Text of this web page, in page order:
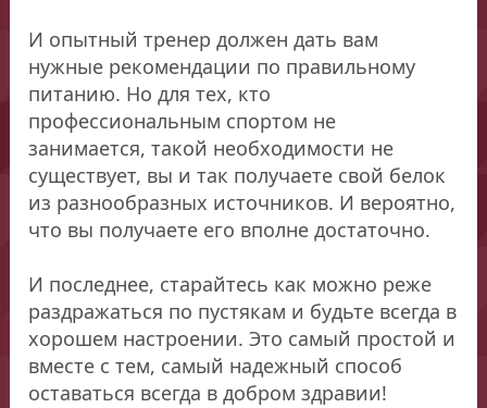
И опытный тренер должен дать вам
нужные рекомендации по правильному
питанию. Но для тех, кто
профессиональным спортом не
занимается, такой необходимости не
существует, вы и так получаете свой белок
из разнообразных источников. И вероятно,
что вы получаете его вполне достаточно.
И последнее, старайтесь как можно реже
раздражаться по пустякам и будьте всегда в
хорошем настроении. Это самый простой и
вместе с тем, самый надежный способ
оставаться всегда в добром здравии!